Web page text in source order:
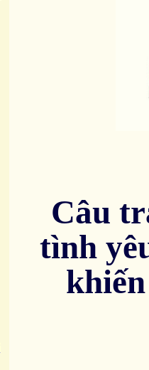
Câu
tình